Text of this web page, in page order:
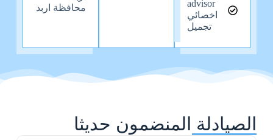
advisor
اخصائي
تجميل
محافظة اربد
الصيادلة المنضمون حديثا